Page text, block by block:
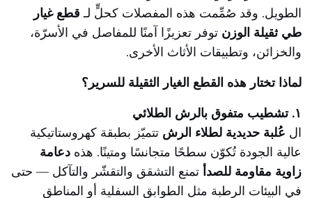
الطويل. وقد صُمِّمت هذه المفصلات كحلٍّ لـ قطع غيار
طي ثقيلة الوزن توفر تعزيزًا آمنًا للمفاصل في الأسرّة،
والخزائن، وتطبيقات الأثاث الأخرى.
لماذا تختار هذه القطع الغيار الثقيلة للسرير؟
١. تشطيب متفوق بالرش الطلائي
ال عُلبة حديدية لطلاء الرش تتميّز بطبقة كهروستاتيكية
عالية الجودة تُكوّن سطحًا متجانسًا ومتينًا. هذه دعامة
زاوية مقاومة للصدأ تمنع التشقق والتقشّر والتآكل — حتى
في البيئات الرطبة مثل الطوابق السفلية أو المناطق